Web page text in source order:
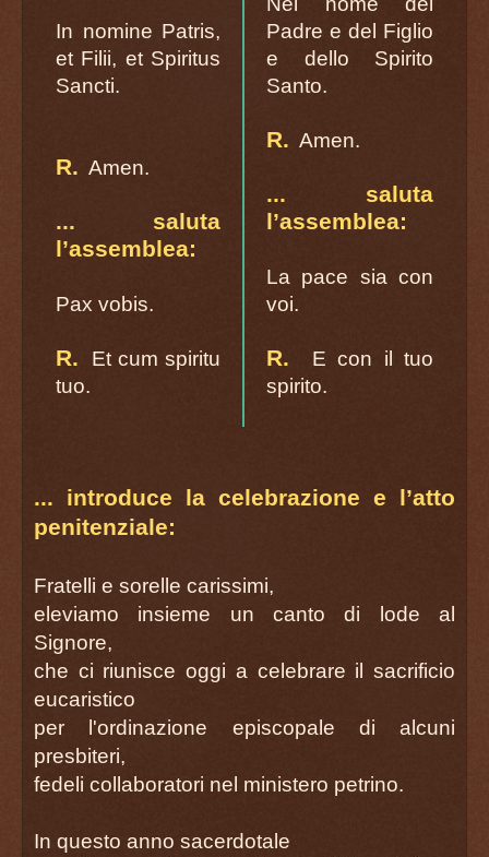
In nomine Patris,
et Filii, et Spiritus
Sancti.
R. Amen.
... saluta
l’assemblea:
Pax vobis.
R.
Et cum spiritu
tuo.
Padre e del Figlio
e dello Spirito
Santo.
R. Amen.
... saluta
l’assemblea:
La pace sia con
voi.
R.
E con il tuo
spirito.
... introduce la celebrazione e l’atto
penitenziale:
Fratelli e sorelle carissimi,
eleviamo insieme un canto di lode al
Signore,
che ci riunisce oggi a celebrare il sacrificio
eucaristico
per l'ordinazione episcopale di alcuni
presbiteri,
fedeli collaboratori nel ministero petrino.
In questo anno sacerdotale